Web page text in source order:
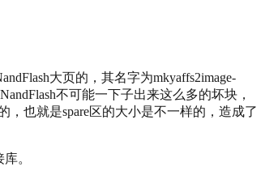
大页的，其名字为mkyaffs2image-
不可能一下子出来这么多的坏块，
也就是spare区的大小是不一样的，造成了
。